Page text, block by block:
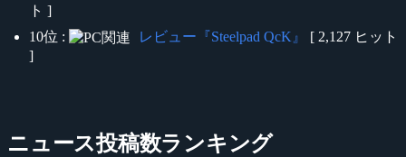
ト ]
10位 :
レビュー『Steelpad QcK』
[ 2,127 ヒット
]
ニュース投稿数ランキング